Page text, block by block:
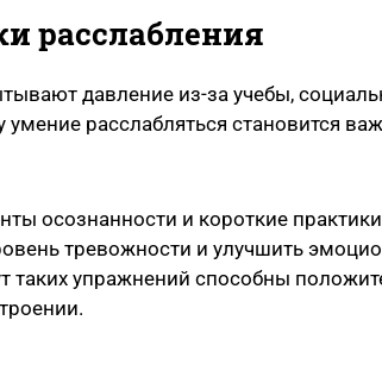
расслабления
давление из-за учебы,
умение расслабляться становится
осознанности и короткие практики
тревожности и улучшить
таких упражнений способны